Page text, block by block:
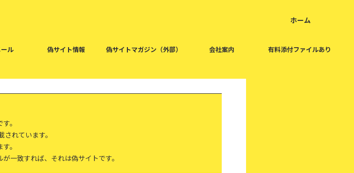
ホーム
ル 偽サイト情報 偽サイトマガジン（外部） 会社案内 有料添付ファイルあり
。
れています。
。
一致すれば、それは偽サイトです。